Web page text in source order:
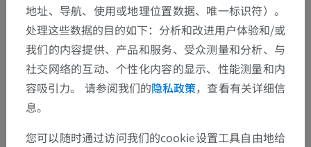
地址、导航、使用或地理位置数据、唯一标识符）。
处理这些数据的目的如下：分析和改进用户体验和/或
我们的内容提供、产品和服务、受众测量和分析、与
社交网络的互动、个性化内容的显示、性能测量和内
容吸引力。 请参阅我们的隐私政策，查看有关详细信
息。
您可以随时通过访问我们的cookie设置工具自由地给